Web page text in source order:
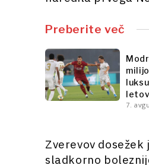
Preberite več
7.
Zverevov
sladkorno